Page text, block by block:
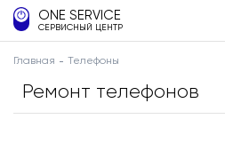
ONE SERVICE
СЕРВИСНЫЙ ЦЕНТР
Главная Телефоны
Ремонт телефонов